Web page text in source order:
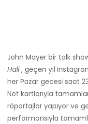
John Mayer bir talk
Hali, geçen yıl
her Pazar gecesi saat
Not kartlarıyla
röportajlar yapıyor ve
performansıyla